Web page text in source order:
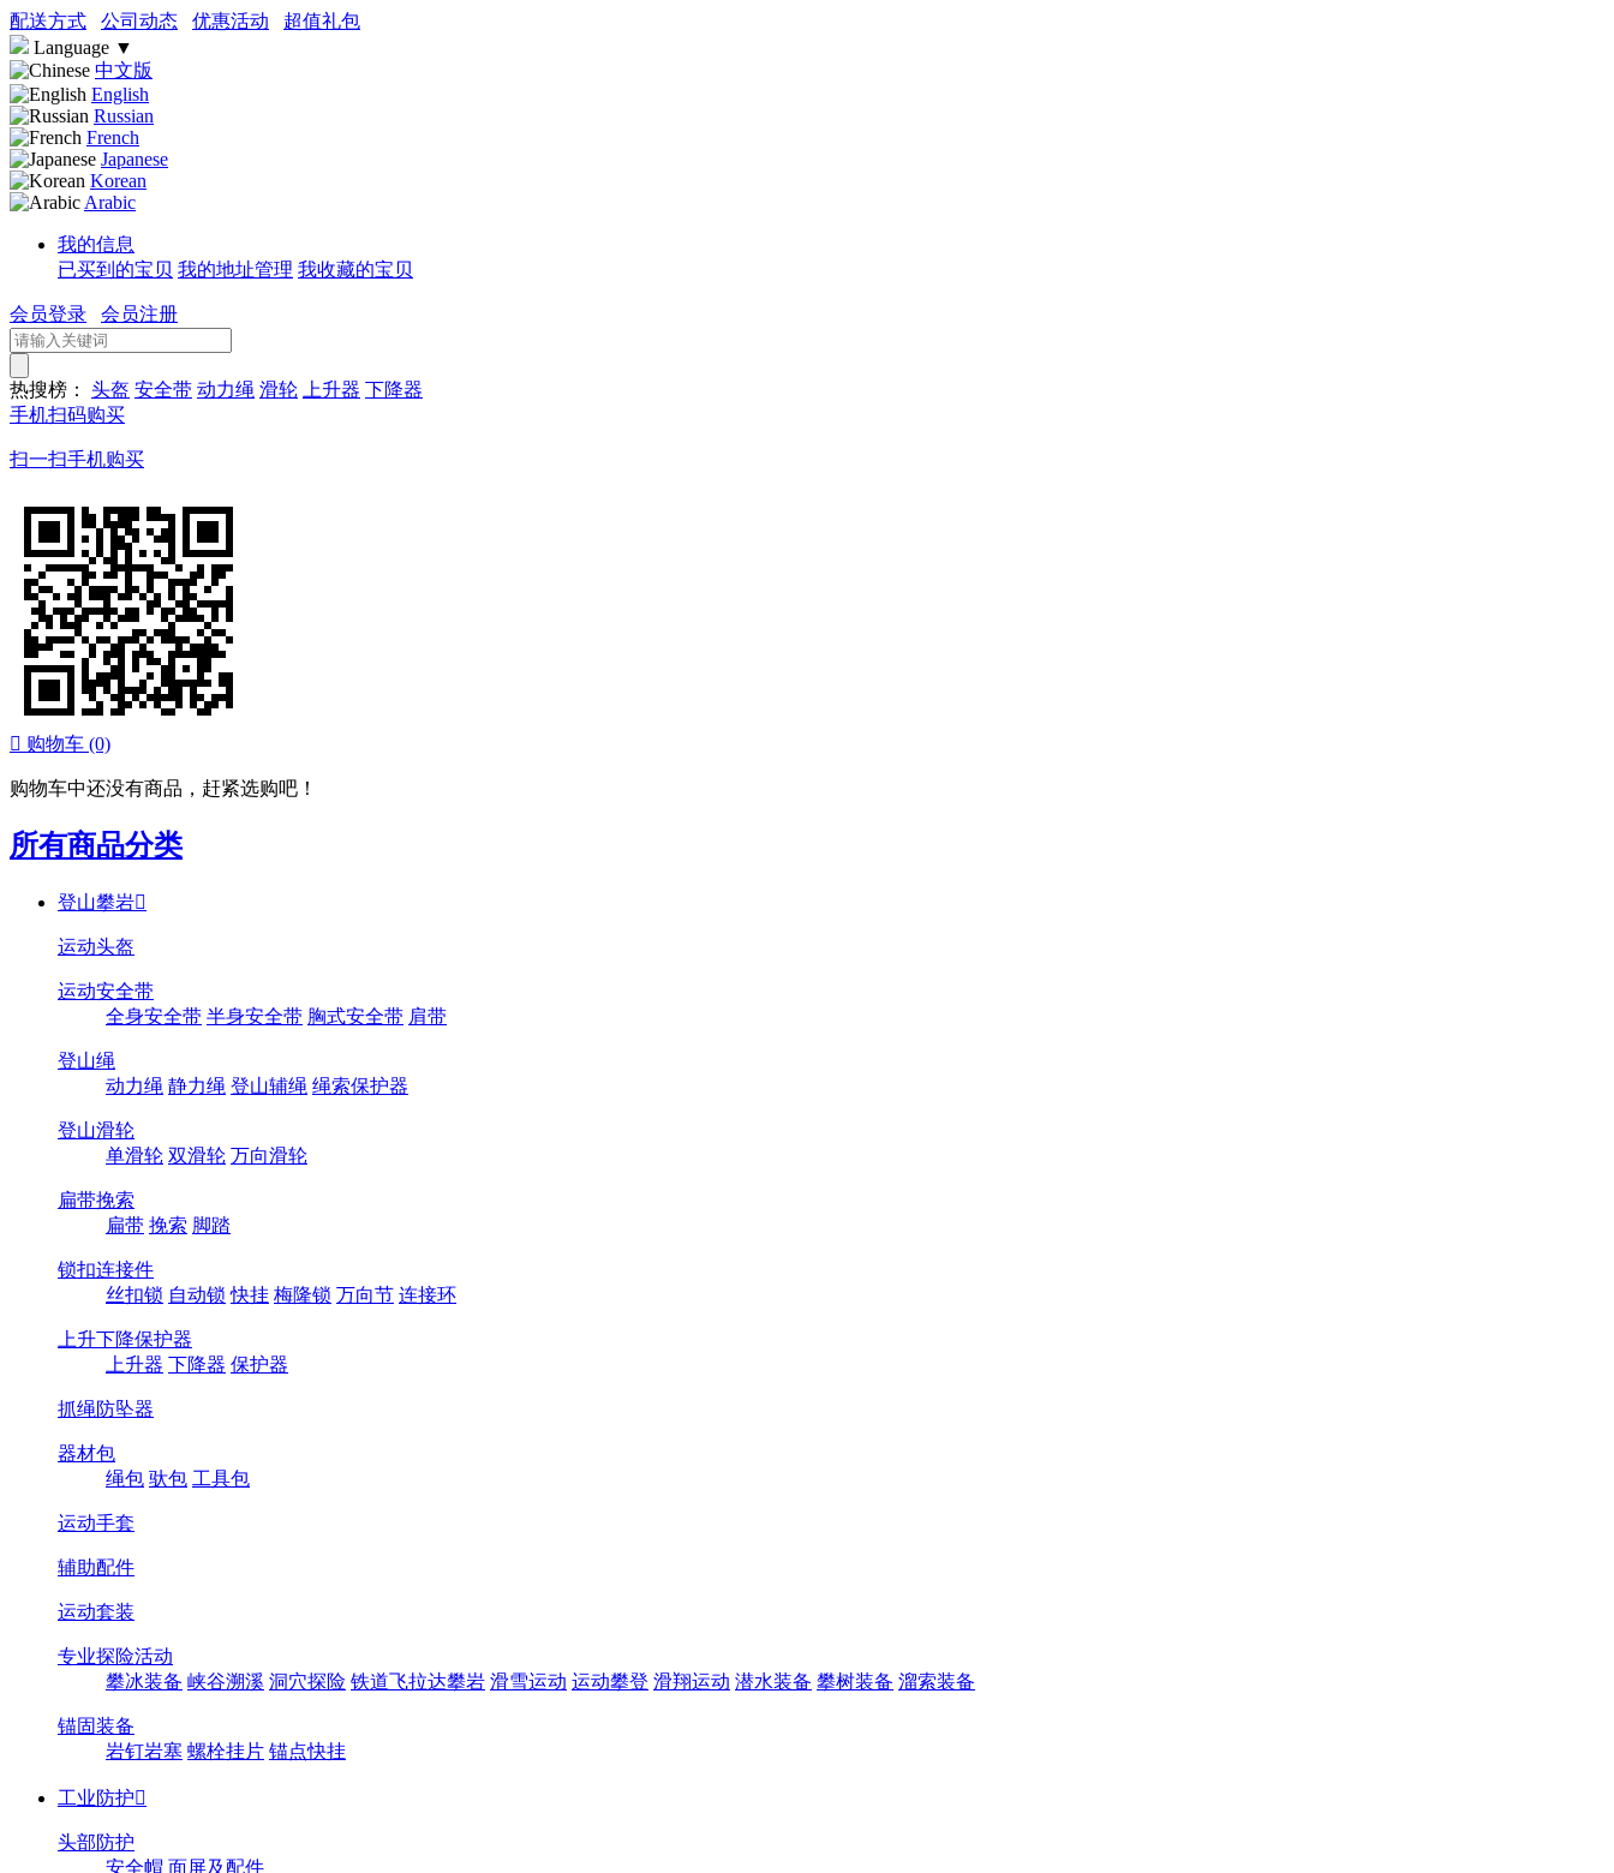
配送方式 公司动态 优惠活动
超值礼包
Language ▼
中文版
English
Russian
French
Japanese
Korean
Arabic
我的信息
已买到的宝贝 我的地址管理 我收藏的宝贝
会员登录 会员注册
热搜榜： 头盔 安全带 动力绳 滑轮 上升器 下降器
手机扫码购买
扫一扫手机购买
 购物车 (0)
购物车中还没有商品，赶紧选购吧！
所有商品分类
登山攀岩
运动头盔
运动安全带
全身安全带 半身安全带 胸式安全带 肩带
登山绳
动力绳 静力绳 登山辅绳 绳索保护器
登山滑轮
单滑轮 双滑轮 万向滑轮
扁带挽索
扁带 挽索 脚踏
锁扣连接件
丝扣锁 自动锁 快挂 梅隆锁 万向节 连接环
上升下降保护器
上升器 下降器 保护器
抓绳防坠器
器材包
绳包 驮包 工具包
运动手套
辅助配件
运动套装
专业探险活动
攀冰装备 峡谷溯溪 洞穴探险 铁道飞拉达攀岩 滑雪运动 运动攀登 滑翔运动 潜水装备 攀树装备 溜索装备
锚固装备
岩钉岩塞 螺栓挂片 锚点快挂
工业防护
头部防护
安全帽 面屏及配件